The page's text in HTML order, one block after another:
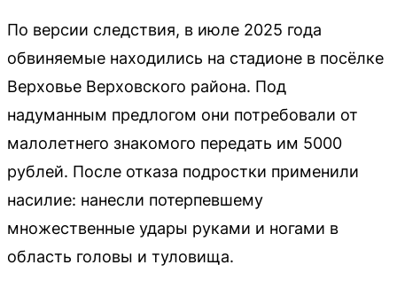
По версии следствия, в июле 2025 года
обвиняемые находились на стадионе в посёлке
Верховье Верховского района. Под
надуманным предлогом они потребовали от
малолетнего знакомого передать им 5000
рублей. После отказа подростки применили
насилие: нанесли потерпевшему
множественные удары руками и ногами в
область головы и туловища.